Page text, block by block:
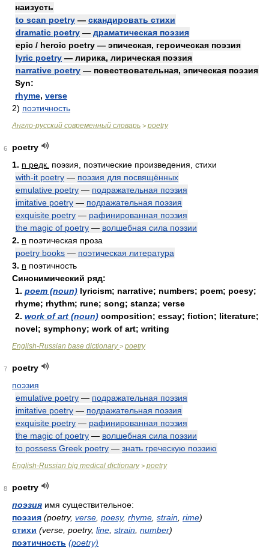
наизусть
to scan poetry — скандировать стихи
dramatic poetry — драматическая поэзия
epic / heroic poetry — эпическая, героическая поэзия
lyric poetry — лирика, лирическая поэзия
narrative poetry — повествовательная, эпическая поэзия
Syn:
rhyme, verse
2) поэтичность
Англо-русский современный словарь > poetry
6
poetry
1. n редк. поэзия, поэтические произведения, стихи
with-it poetry — поэзия для посвящённых
emulative poetry — подражательная поэзия
imitative poetry — подражательная поэзия
exquisite poetry — рафинированная поэзия
the magic of poetry — волшебная сила поэзии
2. n поэтическая проза
poetry books — поэтическая литература
3. n поэтичность
Синонимический ряд:
1. poem (noun) lyricism; narrative; numbers; poem; poesy;
rhyme; rhythm; rune; song; stanza; verse
2. work of art (noun) composition; essay; fiction; literature;
novel; symphony; work of art; writing
English-Russian base dictionary> poetry
7
poetry
поэзия
emulative poetry — подражательная поэзия
imitative poetry — подражательная поэзия
exquisite poetry — рафинированная поэзия
the magic of poetry — волшебная сила поэзии
to possess Greek poetry — знать греческую поэзию
English-Russian big medical dictionary> poetry
8
poetry
поэзия имя существительное:
поэзия (poetry, verse poesy, rhyme strain rime)
стихи (verse, poetry, line strain number)
поэтичность (poetry)